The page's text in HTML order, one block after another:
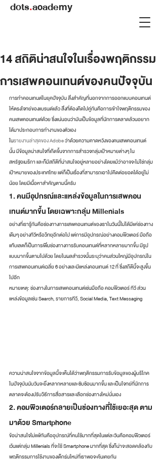
dots.academy
14 สถิติน่าสนใจในเรื่องพฤติกรรม
การเสพคอนเทนต์ของคนปัจจุบัน
การทำคอนเทนต์ในยุคปัจจุบัน สิ่งสำคัญที่นอกจากการออกแบบคอนเทนต์
ให้ตรงโจทย์ของแบรนด์แล้ว สิ่งที่ต้องคิดไปคู่กันคือการเข้าใจพฤติกรรมของ
คนเสพคอนเทนต์ด้วย ซึ่งแน่นอนว่ามันเป็นข้อมูลที่นักการตลาดล้วนอยาก
ได้มาประกอบการทำงานของตัวเอง
ในรายงานล่าสุดของ Adobe ว่าด้วยความคาดหวังของคนเสพคอนเทนต์
นั้น มีข้อมูลน่าสนใจที่เกิดขึ้นจากการสำรวจกลุ่มเป้าหมายต่างๆ ใน
สหรัฐอเมริกา และก็มีสถิติที่น่าสนใจอยู่หลายอย่างโดยแม้ว่าอาจจะไม่ใช่กลุ่ม
เป้าหมายของประเทศไทย แต่ก็เป็นเรื่องที่สามารถเอาไปคิดต่อยอดได้อยู่ไม่
น้อย โดยมีเนื้อหาสำคัญตามนี้ครับ
1. คนมีอุปกรณ์และแหล่งข้อมูลในการเสพคอน
เทนต์มากขึ้น โดยเฉพาะกลุ่ม Millenials
อย่างที่เรารู้กันคือช่องทางการเสพคอนเทนต์ของเราในวันนี้ไม่ได้มีแค่ช่องทาง
เดิมๆ อย่างทีวีหรือวิทยุอีกต่อไป แต่การมีอุปกรณ์อย่างคอมพิวเตอร์ มือถือ
แท๊บเลตก็เป็นการเพิ่มช่องทางการรับคอนเทนต์ที่หลากหลายมากขึ้น มีรูป
แบบมากขึ้นตามไปด้วย โดยในผลสำรวจนั้นระบุว่าคนส่วนใหญ่มีอุปกรณ์ใน
การเสพคอนเทนต์เฉลี่ย 6 อย่างและมีแหล่งคอนเทนต์ 12 ที่ ซึ่งสถิตินี้จะสูงขึ้น
ไปอีก
หมายเหตุ: ช่องทางในการเสพคอนเทนต์เช่นมือถือ คอมพิวเตอร์ ทีวี ส่วน
แหล่งข้อมูลเช่น Search, รายการทีวี, Social Media, Text Messaging
ความน่าสนใจจากข้อมูลนี้จะเห็นได้ว่าพฤติกรรมการรับข้อมูลของผู้บริโภค
ในปัจจุบันนับวันจะยิ่งหลากหลายและซับซ้อนมากขึ้น และเป็นโจทย์ที่นักการ
ตลาดจะต้องปรับวิธีการสื่อสารและเลือกช่องทางใหม่นั่นเอง
2. คอมพิวเตอร์กลายเป็นช่องทางที่ใช้เยอะสุด ตาม
มาด้วย Smartphone
ข้อน่าสนใจไม่แพ้กันคืออุปกรณ์ที่คนใช้มากที่สุดในแต่ละวันคือคอมพิวเตอร์
เว้นแต่กลุ่ม Millenials ที่จะใช้ Smartphone มากที่สุด ซึ่งก็น่าจะสอดคล้องกับ
พฤติกรรมการใช้งานของเด็กรุ่นใหม่ที่เราพอจะคุ้นเคยกัน